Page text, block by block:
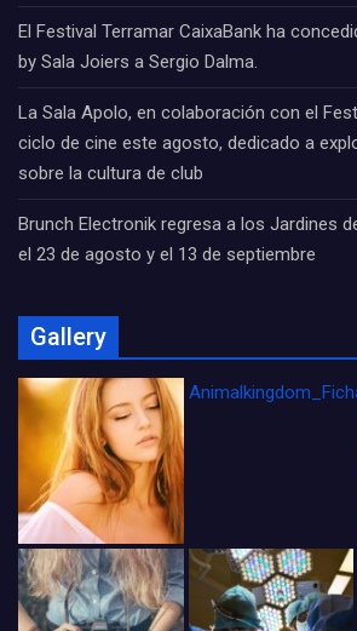
El Festival Terramar CaixaBank ha
by Sala Joiers a Sergio Dalma.
La Sala Apolo, en colaboración con el
ciclo de cine este agosto, dedicado a
sobre la cultura de club
Brunch Electronik regresa a los Jardines
el 23 de agosto y el 13 de septiembre
Gallery